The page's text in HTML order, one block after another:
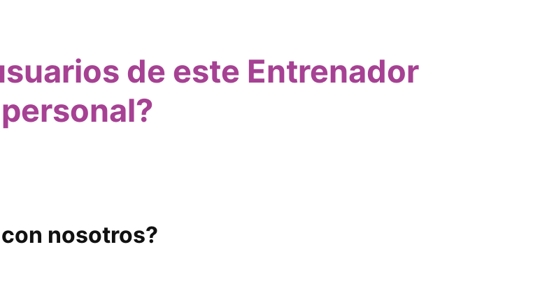
de este Entrenador
personal?
nosotros?